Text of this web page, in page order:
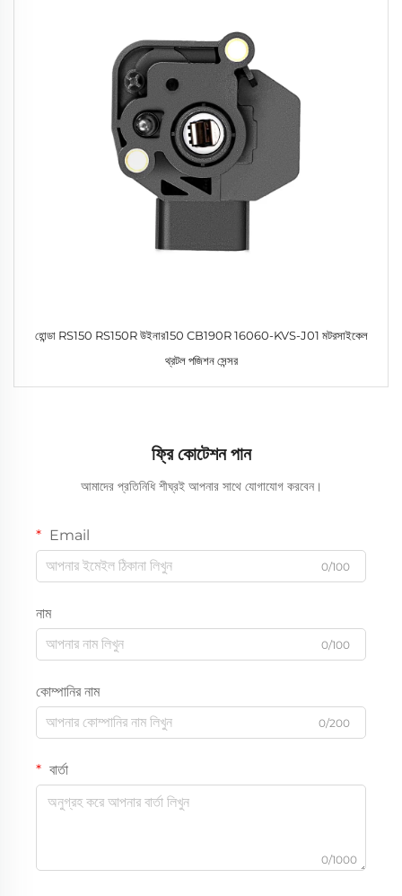
হোন্ডা RS150 RS150R উইনার150 CB190R 16060-KVS-J01 মটরসাইকেল
থ্রটল পজিশন সেন্সর
ফ্রি কোটেশন পান
আমাদের প্রতিনিধি শীঘ্রই আপনার সাথে যোগাযোগ করবেন।
Email
0/100
নাম
0/100
কোম্পানির নাম
0/200
বার্তা
0/1000